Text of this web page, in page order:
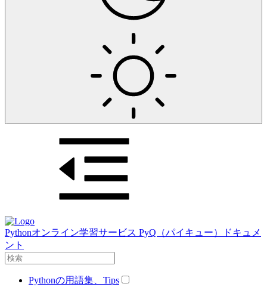
Pythonオンライン学習サービス PyQ（パイキュー）ドキュメ
ント
Pythonの用語集、Tips